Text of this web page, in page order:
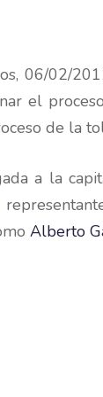
06/02/
el
de la
a la
Alberto